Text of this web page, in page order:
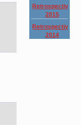
Retrospective
2015
Retrospective
2014